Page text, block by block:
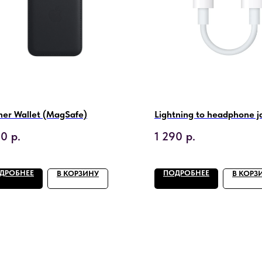
Wallet (MagSafe)
р.
В КОРЗИНУ
Lightning to headphone
1 290 р.
ПОДРОБНЕЕ В